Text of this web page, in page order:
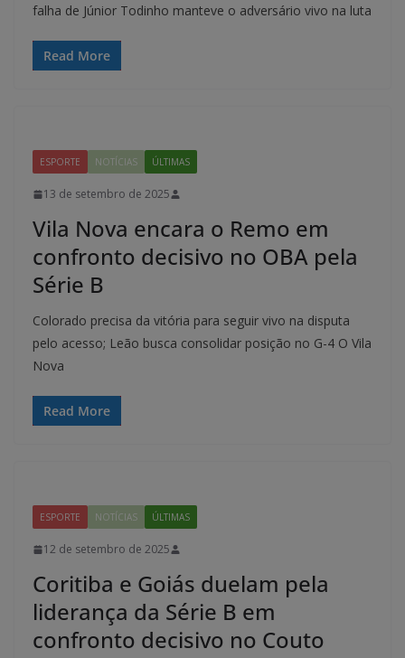
falha de Júnior Todinho manteve o adversário vivo na luta
Read More
ESPORTE NOTÍCIAS ÚLTIMAS
13 de setembro de 2025
Vila Nova encara o Remo em
confronto decisivo no OBA pela
Série B
Colorado precisa da vitória para seguir vivo na disputa
pelo acesso; Leão busca consolidar posição no G-4 O Vila
Nova
Read More
ESPORTE NOTÍCIAS ÚLTIMAS
12 de setembro de 2025
Coritiba e Goiás duelam pela
liderança da Série B em
confronto decisivo no Couto